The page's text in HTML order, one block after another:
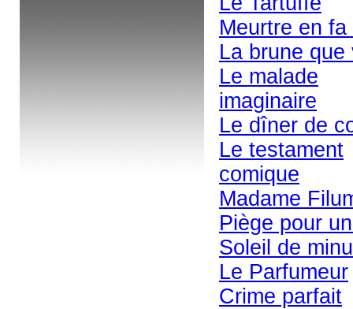
Meurtre en fa
La brune que
Le malade
imaginaire
Le dîner de
Le testament
comique
Madame
Piège pour
Soleil de
Le Parfumeur
Crime parfait